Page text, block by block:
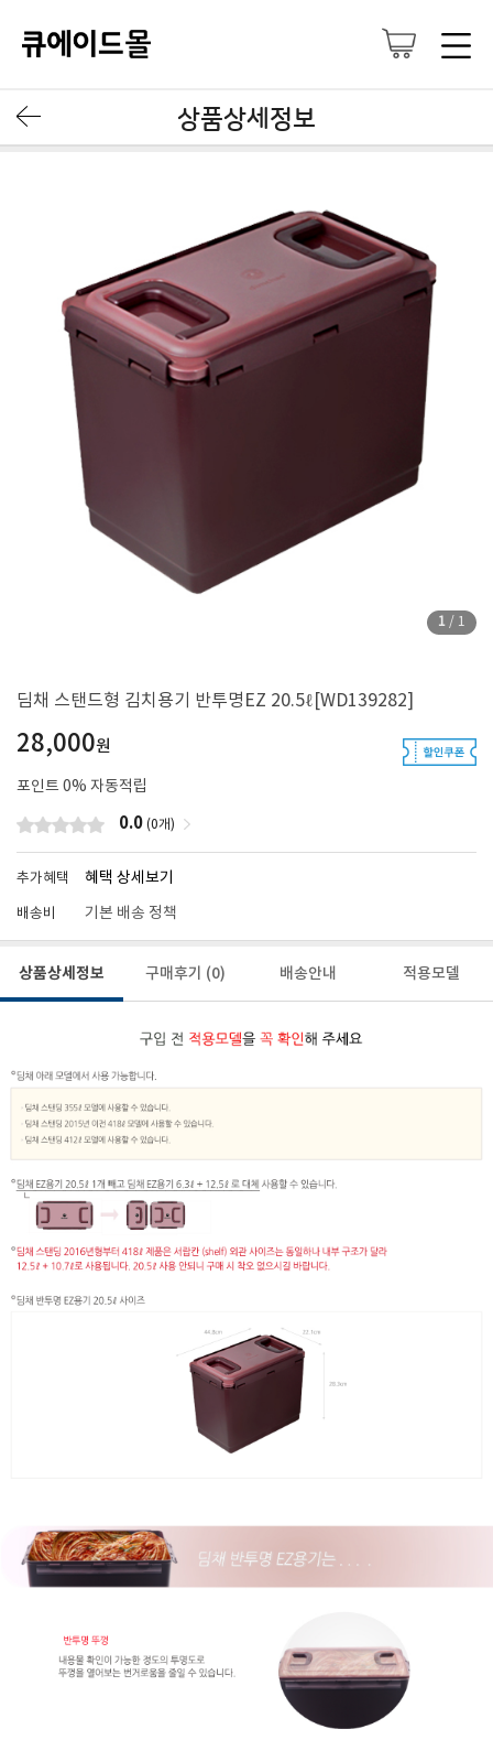
상품상세정보
1 / 1
딤채 스탠드형 김치용기 반투명EZ 20.5ℓ[WD139282]
28,000원
포인트 0% 자동적립
0.0 (0개)
추가혜택 혜택 상세보기
배송비 기본 배송 정책
상품상세정보 구매후기 (0) 배송안내 적용모델